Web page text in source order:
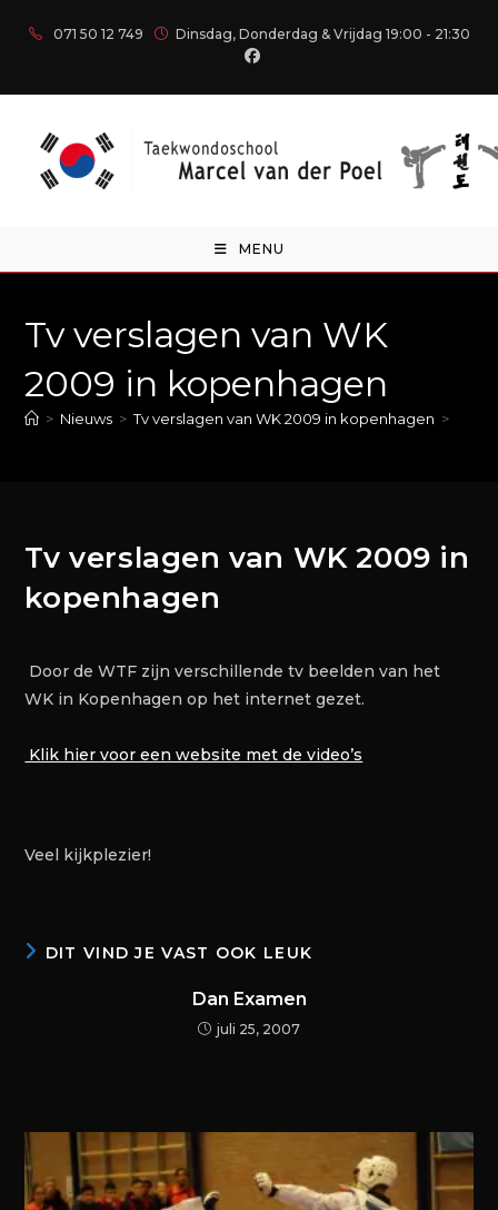
071 50 12 749 Dinsdag, Donderdag & Vrijdag 19:00 - 21:30
MENU
Tv verslagen van WK
2009 in kopenhagen
> Nieuws > Tv verslagen van WK 2009 in kopenhagen >
Tv verslagen van WK 2009 in
kopenhagen
Door de WTF zijn verschillende tv beelden van het
WK in Kopenhagen op het internet gezet.
Klik hier voor een website met de video’s
Veel kijkplezier!
DIT VIND JE VAST OOK LEUK
Dan Examen
juli 25, 2007